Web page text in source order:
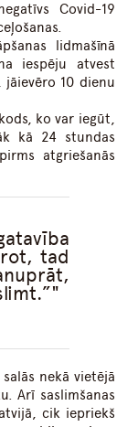
Covid-19
lidmašīnā
iespēju atvest
10 dienu
ko var iegūt,
kā 24 stundas
atgriešanās
tad
nekā vietējā
Arī saslimšanas
cik iepriekš